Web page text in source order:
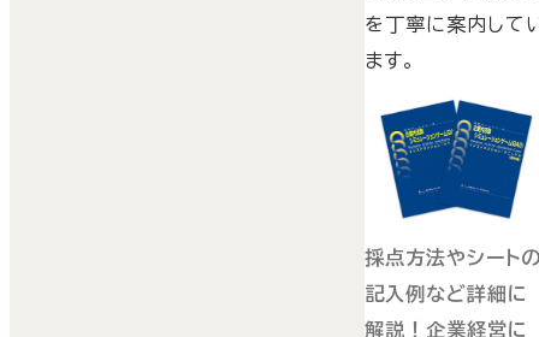
を丁寧に案内して
ます。
採点方法やシート
記入例など詳細に
解説！企業経営に